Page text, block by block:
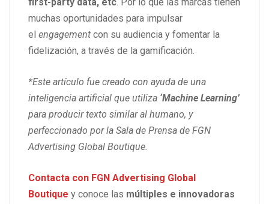
muchas oportunidades para impulsar
el engagement con su audiencia y fomentar la
fidelización, a través de la gamificación.
*Este artículo fue creado con ayuda de una
inteligencia artificial que utiliza ‘Machine Learning’
para producir texto similar al humano, y
perfeccionado por la Sala de Prensa de FGN
Advertising Global Boutique.
Contacta con FGN Advertising Global
Boutique y conoce las múltiples e innovadoras